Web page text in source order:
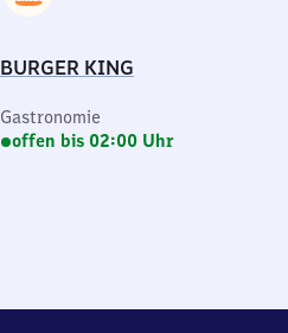
BURGER KING
Gastronomie
offen bis 02:00 Uhr